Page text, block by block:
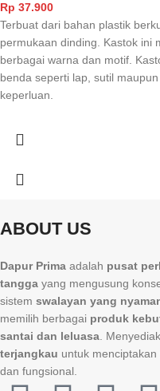
Rp 37.900
Terbuat dari bahan plastik
permukaan dinding. Kastok ini
berbagai warna dan motif.
benda seperti lap, sutil
keperluan.
ABOUT US
Dapur Prima adalah pusat
tangga yang mengusung
sistem swalayan yang
memilih berbagai produk
santai dan leluasa .
terjangkau untuk
dan fungsional.